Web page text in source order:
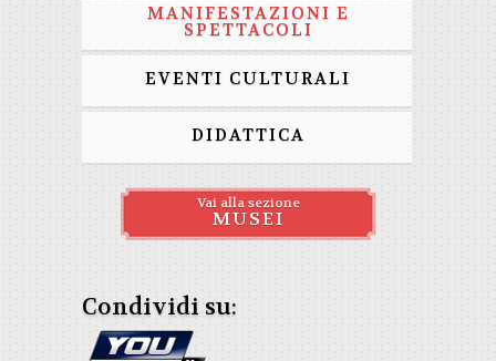
MANIFESTAZIONI E
SPETTACOLI
EVENTI CULTURALI
DIDATTICA
Vai alla sezione
MUSEI
Condividi su: